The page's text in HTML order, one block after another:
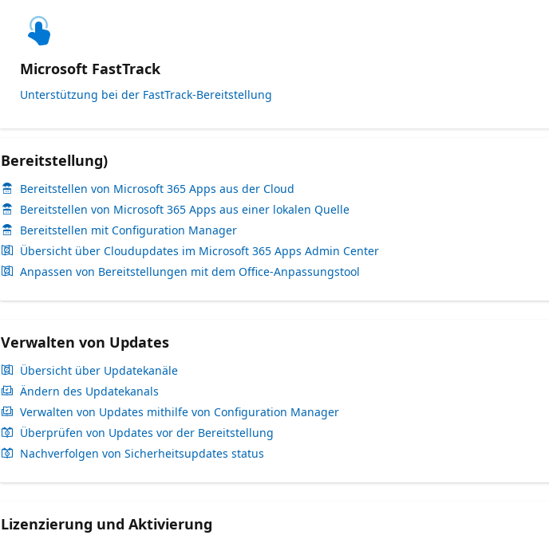
Microsoft FastTrack
Unterstützung bei der FastTrack-Bereitstellung
Bereitstellung)
Bereitstellen von Microsoft 365 Apps aus der Cloud
Bereitstellen von Microsoft 365 Apps aus einer lokalen Quelle
Bereitstellen mit Configuration Manager
Übersicht über Cloudupdates im Microsoft 365 Apps Admin Center
Anpassen von Bereitstellungen mit dem Office-Anpassungstool
Verwalten von Updates
Übersicht über Updatekanäle
Ändern des Updatekanals
Verwalten von Updates mithilfe von Configuration Manager
Überprüfen von Updates vor der Bereitstellung
Nachverfolgen von Sicherheitsupdates status
Lizenzierung und Aktivierung